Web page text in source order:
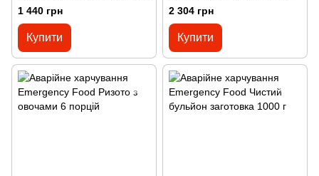
вегетаріанським соусом
болоньєзе 6 порцій
1 440 грн
Купити
балканськи 5 порцій
2 304 грн
Купити